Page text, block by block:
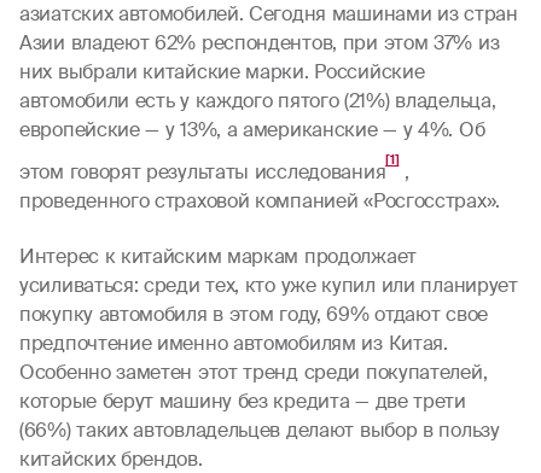
азиатских автомобилей. Сегодня машинами из стран
Азии владеют 62% респондентов, при этом 37% из
них выбрали китайские марки. Российские
автомобили есть у каждого пятого (21%) владельца,
европейские — у 13%, а американские — у 4%. Об
этом говорят результаты исследования[1] ,
проведенного страховой компанией «Росгосстрах».
Интерес к китайским маркам продолжает
усиливаться: среди тех, кто уже купил или планирует
покупку автомобиля в этом году, 69% отдают свое
предпочтение именно автомобилям из Китая.
Особенно заметен этот тренд среди покупателей,
которые берут машину без кредита — две трети
(66%) таких автовладельцев делают выбор в пользу
китайских брендов.